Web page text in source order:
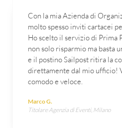
Con la mia Azienda di
molto spesso inviti cartacei
Ho scelto il servizio di Prima
non solo risparmio ma basta
e il postino Sailpost ritira la
direttamente dal mio ufficio!
comodo e veloce.
Marco G.
Titolare Agenzia di Eventi, Milano